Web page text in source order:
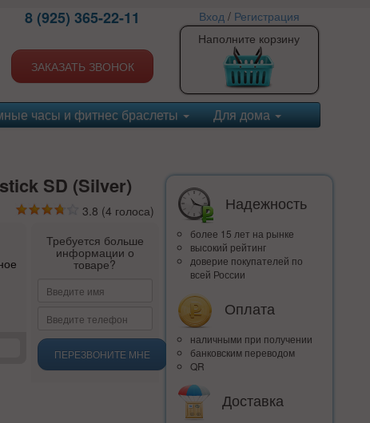
8 (925) 365-22-11
ЗАКАЗАТЬ ЗВОНОК
Вход/ Регистрация
Наполните корзину
часы и фитнес браслеты Для дома
SD (Silver)
3.8 (4 голоса)
Требуется больше
информации о
товаре?
ПЕРЕЗВОНИТЕ МНЕ
Надежность
более 15 лет на рынке
высокий рейтинг
доверие покупателей по
всей России
Оплата
наличными при получении
банковским переводом
QR
Доставка